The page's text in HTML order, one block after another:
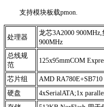
支持模块板载pmon.
处理器
龙芯3A2000
900MHz
总线规
范
125x95mmCOM
芯片组
AMD RA780E+SB710
硬盘
4xSerialATA;1x